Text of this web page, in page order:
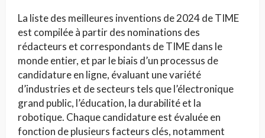
La liste des meilleures inventions de 2024 de TIME
est compilée à partir des nominations des
rédacteurs et correspondants de TIME dans le
monde entier, et par le biais d’un processus de
candidature en ligne, évaluant une variété
d’industries et de secteurs tels que l’électronique
grand public, l’éducation, la durabilité et la
robotique. Chaque candidature est évaluée en
fonction de plusieurs facteurs clés, notamment